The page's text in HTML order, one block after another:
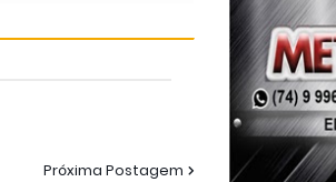
Próxima Postagem